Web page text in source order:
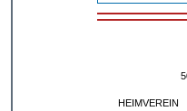
HEIMVEREIN